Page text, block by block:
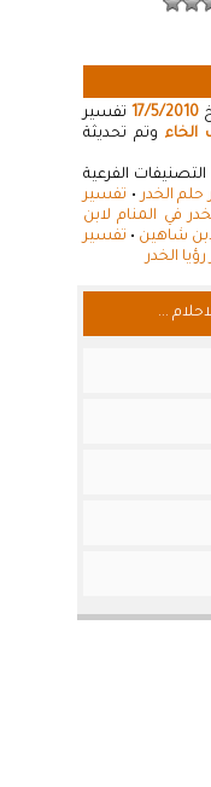
17/5/2010 تفسير
الخاءوتم تحديثة
الفرعية
الخدر• تفسير
في المنام لابن
شاهين • تفسير
الخدر
...